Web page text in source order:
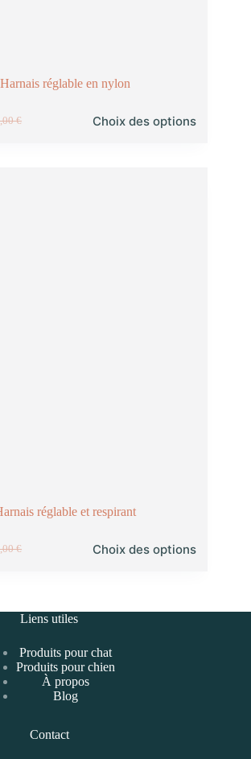
Harnais réglable en nylon
€ Choix des options
réglable et respirant
€ Choix des options
Liens utiles
Produits pour chat
Produits pour chien
À propos
Blog
Contact